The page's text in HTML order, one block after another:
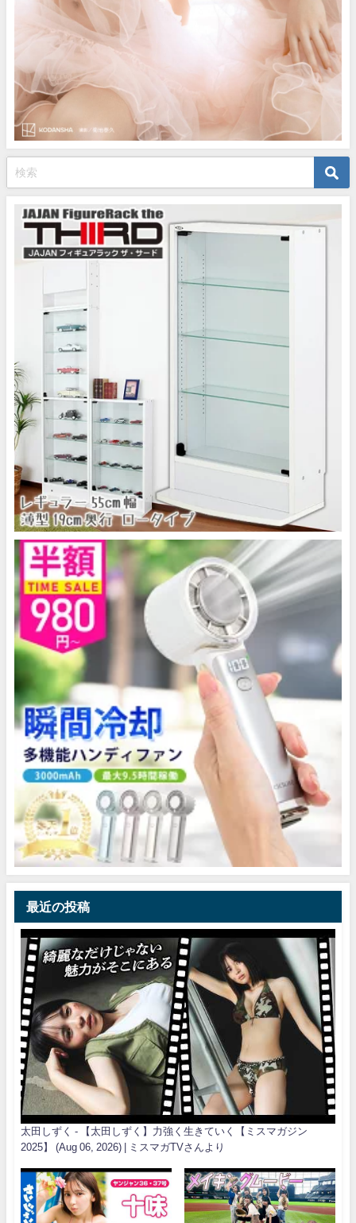
最近の投稿
太田しずく - 【太田しずく】力強く生きていく【ミスマガジン
2025】 (Aug 06, 2026) | ミスマガTVさんより